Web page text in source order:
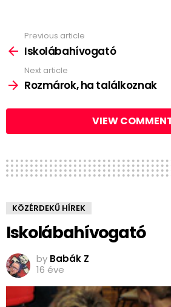
more
Previous article
Iskolábahívogató
Next article
Rozmárok, ha találkoznak
VIEW
KÖZÉRDEKŰ HÍREK
Iskolábahívogató
by Babák Z
16 éve